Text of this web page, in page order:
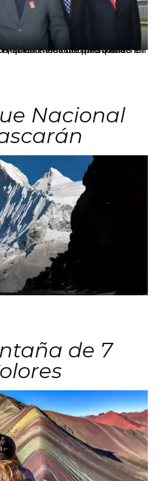
presencia en Áncash mediante inversiones en comercio, educación, salud e industria pesquera.
Nacional
de 7